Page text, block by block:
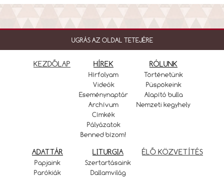
UGRÁS AZ OLDAL TETEJÉRE
KEZDŐLAP HÍREK
Hírfolyam
Videók
Eseménynaptár
Archívum
Címkék
Pályázatok
Benned bízom!
RÓLUNK
Történetünk
Püspökeink
Alapító bulla
Nemzeti kegyhely
ADATTÁR
Papjaink
Parókiák
LITURGIA
Szertartásaink
Dallamvilág
ÉLŐ KÖZVETÍTÉS